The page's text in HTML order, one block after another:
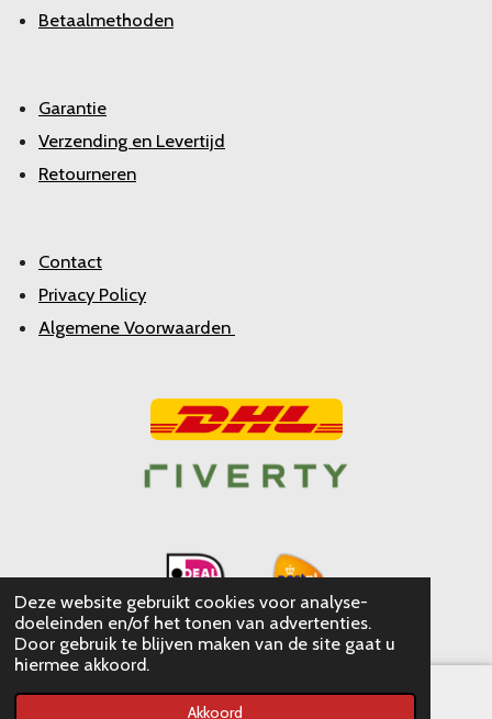
Deze website gebruikt cookies voor analyse-
doeleinden en/of het tonen van advertenties.
Door gebruik te blijven maken van de site gaat u
hiermee akkoord.
Akkoord
Betaalmethoden
Garantie
Verzending en Levertijd
Retourneren
Contact
Privacy Policy
Algemene Voorwaarden